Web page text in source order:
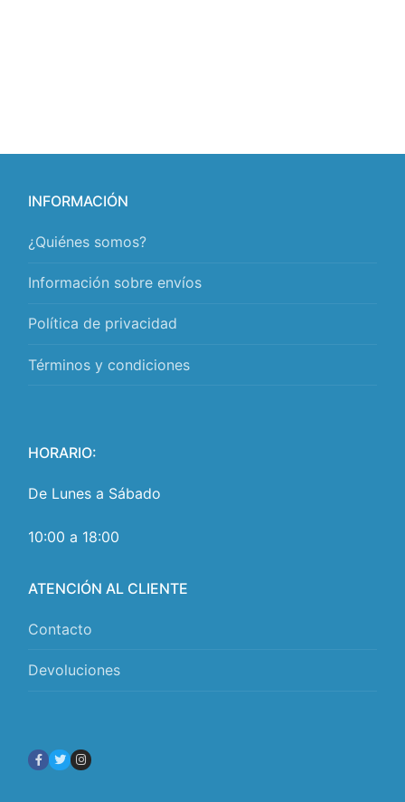
INFORMACIÓN
¿Quiénes somos?
Información sobre envíos
Política de privacidad
Términos y condiciones
HORARIO:
De Lunes a Sábado
10:00 a 18:00
ATENCIÓN AL CLIENTE
Contacto
Devoluciones